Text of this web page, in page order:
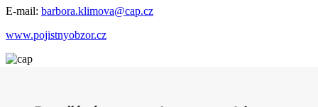
E-mail: barbora.klimova@cap.cz
www.pojistnyobzor.cz